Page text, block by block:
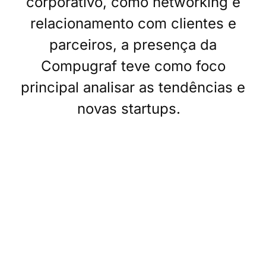
relacionamento com clientes e
parceiros, a presença da
Compugraf teve como foco
principal analisar as tendências e
novas startups.